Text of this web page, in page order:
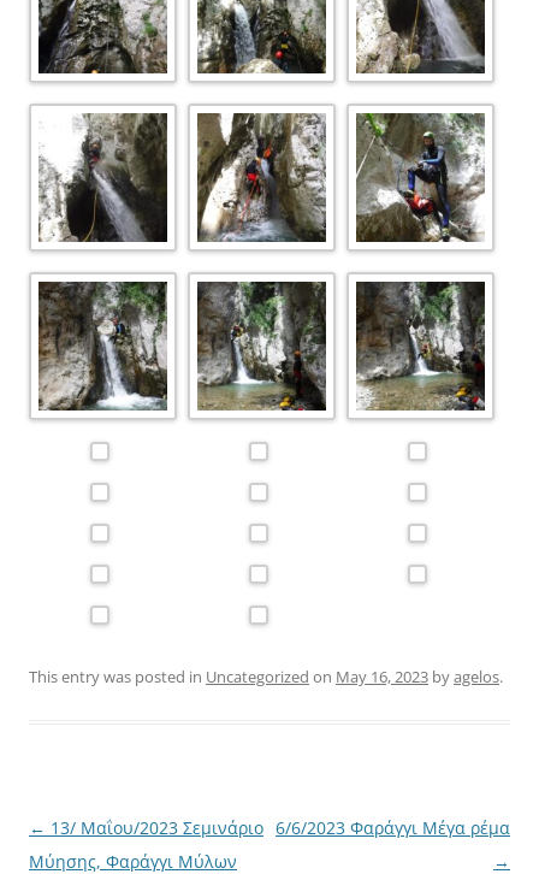
This entry was posted in Uncategorized on May 16, 2023 byagelos.
Post
navigation
← 13/ Μαΐου/2023 Σεμινάριο
Μύησης, Φαράγγι Μύλων
6/6/2023 Φαράγγι Μέγα ρέμα
→